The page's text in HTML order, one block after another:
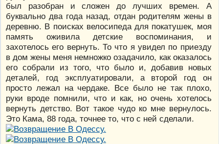
был разобран и сложен до лучших времен. А
буквально два года назад, отдан родителям жены в
деревню. В поисках велосипеда для покатушек, моя
память оживила детские воспоминания, и
захотелось его вернуть. То что я увидел по приезду
в дом жены меня немножко озадачило, как оказалось
его собрали из того, что было и, добавив новых
деталей, год эксплуатировали, а второй год он
просто лежал на чердаке. Все было не так плохо,
руки вроде помнили, что и как, но очень хотелось
вернуть детство. Вот такое чудо ко мне вернулось.
Это Кама, 88 года, точнее то, что с ней сделали.